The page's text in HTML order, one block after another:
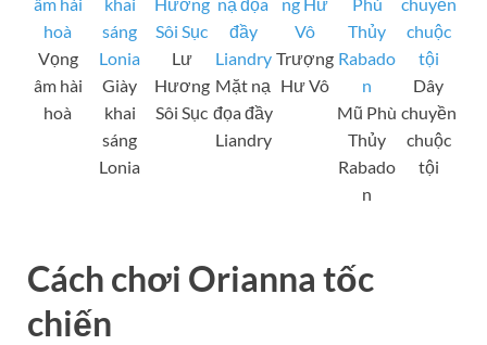
Vọng
âm hài
hoà
Giày
khai
sáng
Lonia
Lư
Hương
Sôi Sục
Mặt nạ
đọa đầy
Liandry
Trượng
Hư Vô
Mũ Phù
Thủy
Rabado
n
Dây
chuyền
chuộc
tội
Cách chơi Orianna tốc
chiến